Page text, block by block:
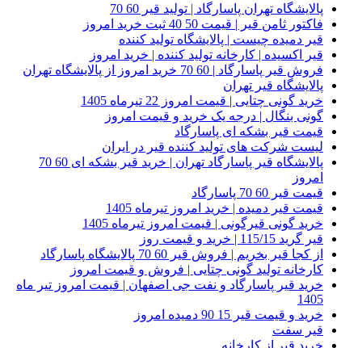
پالایشگاه تهران پاسارگاد | تولید قیر 60 70
فاکتور ثامن قیر | قیمت 50 40 ثبت خرید امروز
قیر دمیده چیست | پالایشگاه تولید کننده
قیر اکسیده | کارخانه تولید کننده | خرید امروز
فروش قیر پاسارگاد | 60 70 خرید امروز از پالایشگاه تهران
پالایشگاه قیر تهران
خرید گونی چتایی | قیمت امروز 22 تیرماه 1405
گونی بنگال | درجه یک خرید و قیمت امروز
قیمت قیر بشکه ای پاسارگاد
لیست شرکت های تولید کننده قیر در ایران
پالایشگاه قیر پاسارگاد تهران | خرید قیر بشکه ای 60 70
امروز
قیمت قیر 60 70 پاسارگاد
قیمت قیر دمیده | خرید امروز تیرماه 1405
خرید گونی قیرگونی | قیمت امروز تیرماه 1405
قیر گرید 115/15 | خرید و قیمت روز
از کجا قیر بخریم | فروش قیر 60 70 پالایشگاه پاسارگاد
کارخانه تولید گونی چتایی | فروش و قیمت امروز
خرید قیر پاسارگاد و نفت جی اصفهان | قیمت امروز تیر ماه
1405
خرید و قیمت قیر 15 90 دمیده امروز
قیر سفت
خرید قیر از کارخانه